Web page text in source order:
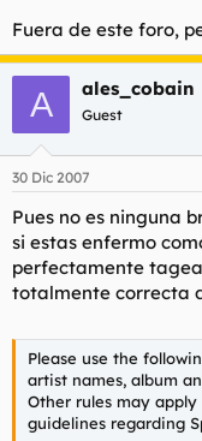
Fuera de este foro,
A ales_cobain
Guest
30 Dic 2007
Pues no es ninguna
si estas enfermo
perfectamente
totalmente correcta
Please use the
artist names, album
Other rules may
guidelines regarding